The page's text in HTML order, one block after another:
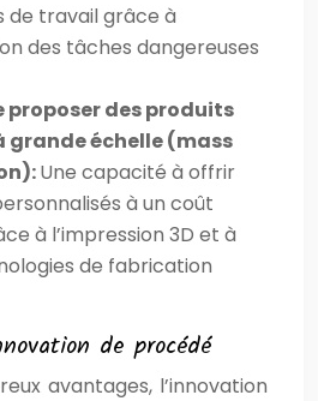
de travail grâce à
des tâches dangereuses
proposer des produits
grande échelle (mass
Une capacité à offrir
à un coût
à l’impression 3D et à
de fabrication
de procédé
avantages, l’innovation